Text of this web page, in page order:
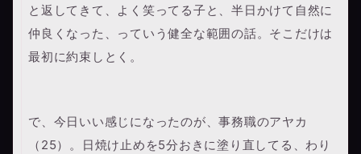
と返してきて、よく笑ってる子と、半日かけて自然に
仲良くなった、っていう健全な範囲の話。そこだけは
最初に約束しとく。
で、今日いい感じになったのが、事務職のアヤカ
（25）。日焼け止めを5分おきに塗り直してる、わり